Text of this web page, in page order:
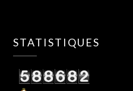
STATISTIQUES